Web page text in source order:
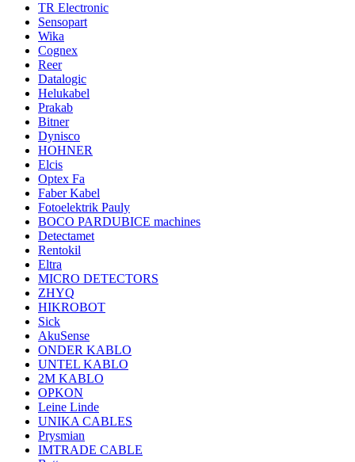
TR Electronic
Sensopart
Wika
Cognex
Reer
Datalogic
Helukabel
Prakab
Bitner
Dynisco
HOHNER
Elcis
Optex Fa
Faber Kabel
Fotoelektrik Pauly
BOCO PARDUBICE machines
Detectamet
Rentokil
Eltra
MICRO DETECTORS
ZHYQ
HIKROBOT
Sick
AkuSense
ONDER KABLO
UNTEL KABLO
2M KABLO
OPKON
Leine Linde
UNIKA CABLES
Prysmian
IMTRADE CABLE